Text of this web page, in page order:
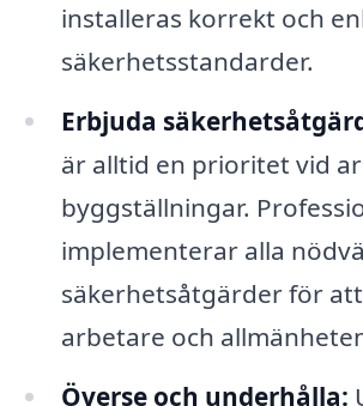
installeras korrekt och
säkerhetsstandarder.
Erbjuda
är alltid en prioritet vid
byggställningar.
implementerar alla
säkerhetsåtgärder för
arbetare och
Överse och underhålla: